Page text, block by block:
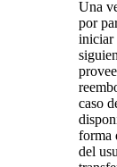
Una
por
iniciar
caso
forma
del